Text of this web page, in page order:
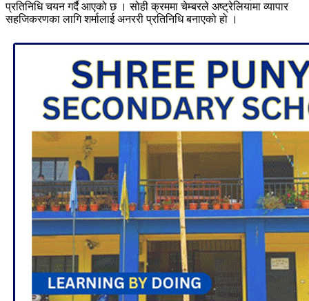
प्रतिनिधि चयन गर्दै आएको छ । सोही क्रममा चेम्बरले अष्ट्रेलियामा व्यापार
सहजिकरणका लागि शर्मालाई अनररी प्रतिनिधि बनाएको हो ।